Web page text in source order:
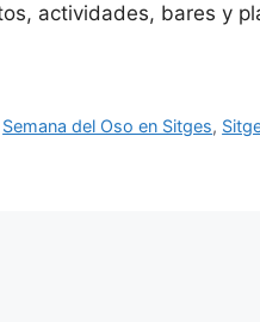
actividades, bares y
Semana del Oso en Sitges,